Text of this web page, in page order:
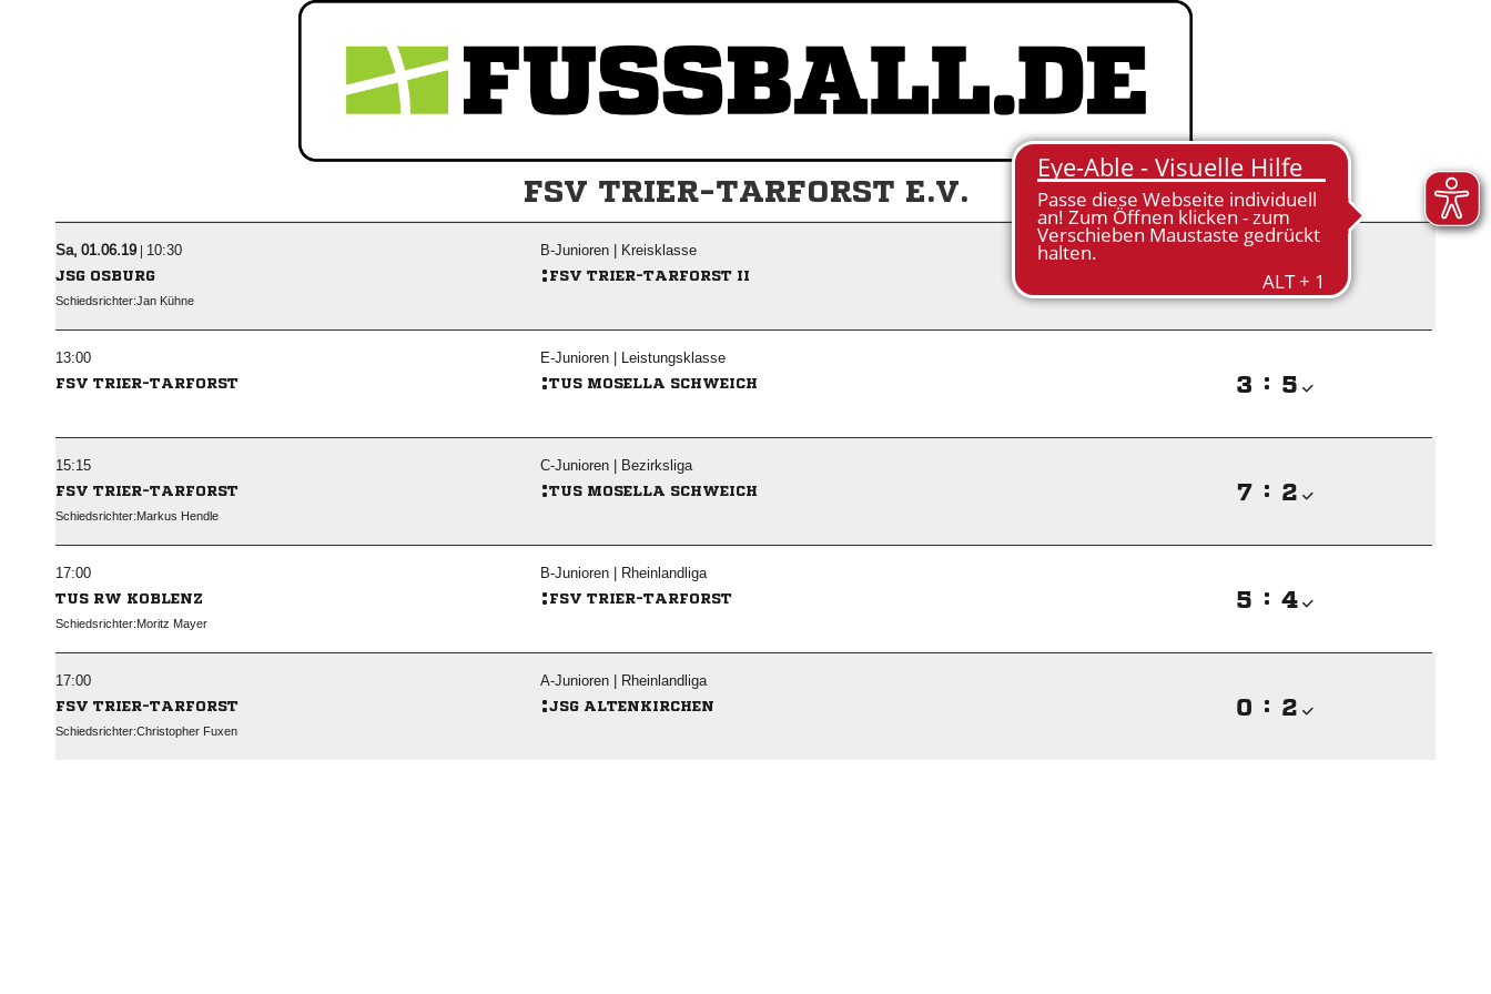
FSV TRIER-TARFORST E.V.
  |  B-Junioren | Kreisklasse
JSG OSBURG : FSV TRIER-TARFORST II : 
Schiedsrichter: 
 E-Junioren | Leistungsklasse
FSV TRIER-TARFORST :TUS MOSELLA SCHWEICH  : 
 C-Junioren | Bezirksliga
FSV TRIER-TARFORST :TUS MOSELLA SCHWEICH  : 
Schiedsrichter: 
 B-Junioren | Rheinlandliga
TUS RW KOBLENZ : FSV TRIER-TARFORST  : 
Schiedsrichter: 
 A-Junioren | Rheinlandliga
FSV TRIER-TARFORST :JSG ALTENKIRCHEN  : 
Schiedsrichter: 